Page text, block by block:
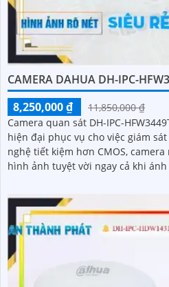
CAMERA DAHUA DH-IPC-
8,250,000 ₫
11,850,000 ₫
Camera quan sát DH-IPC-
hiện đại phục vụ cho việc giám sát trong
nghệ tiết kiệm hơn CMOS,
hình ảnh tuyệt vời ngay cả khi ánh